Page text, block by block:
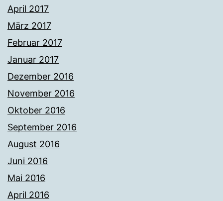
April 2017
März 2017
Februar 2017
Januar 2017
Dezember 2016
November 2016
Oktober 2016
September 2016
August 2016
Juni 2016
Mai 2016
April 2016